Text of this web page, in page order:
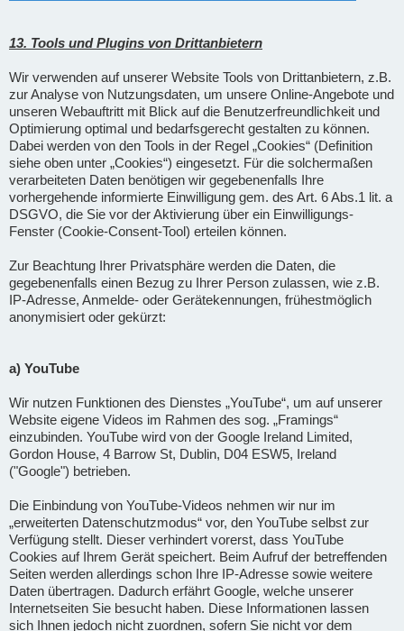
13. Tools und Plugins von Drittanbietern
Wir verwenden auf unserer Website Tools von Drittanbietern, z.B.
zur Analyse von Nutzungsdaten, um unsere Online-Angebote und
unseren Webauftritt mit Blick auf die Benutzerfreundlichkeit und
Optimierung optimal und bedarfsgerecht gestalten zu können.
Dabei werden von den Tools in der Regel „Cookies“ (Definition
siehe oben unter „Cookies“) eingesetzt. Für die solchermaßen
verarbeiteten Daten benötigen wir gegebenenfalls Ihre
vorhergehende informierte Einwilligung gem. des Art. 6 Abs.1 lit. a
DSGVO, die Sie vor der Aktivierung über ein Einwilligungs-
Fenster (Cookie-Consent-Tool) erteilen können.
Zur Beachtung Ihrer Privatsphäre werden die Daten, die
gegebenenfalls einen Bezug zu Ihrer Person zulassen, wie z.B.
IP-Adresse, Anmelde- oder Gerätekennungen, frühestmöglich
anonymisiert oder gekürzt:
a) YouTube
Wir nutzen Funktionen des Dienstes „YouTube“, um auf unserer
Website eigene Videos im Rahmen des sog. „Framings“
einzubinden. YouTube wird von der Google Ireland Limited,
Gordon House, 4 Barrow St, Dublin, D04 ESW5, Ireland
("Google") betrieben.
Die Einbindung von YouTube-Videos nehmen wir nur im
„erweiterten Datenschutzmodus“ vor, den YouTube selbst zur
Verfügung stellt. Dieser verhindert vorerst, dass YouTube
Cookies auf Ihrem Gerät speichert. Beim Aufruf der betreffenden
Seiten werden allerdings schon Ihre IP-Adresse sowie weitere
Daten übertragen. Dadurch erfährt Google, welche unserer
Internetseiten Sie besucht haben. Diese Informationen lassen
sich Ihnen jedoch nicht zuordnen, sofern Sie nicht vor dem